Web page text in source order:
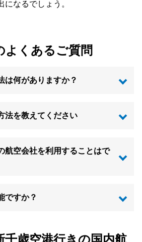
なるでしょう。
よくあるご質問
は何がありますか？
法を教えてください
航空会社を利用することはで
ですか？